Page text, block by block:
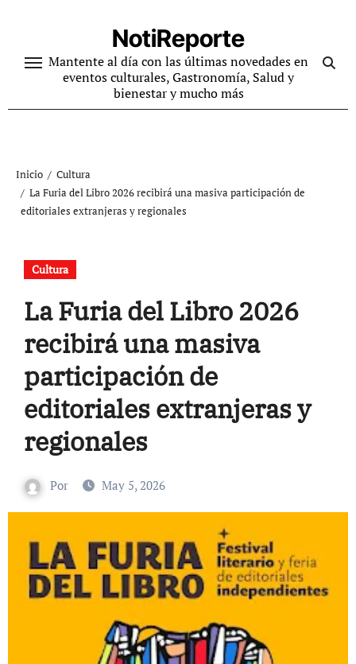
contenido
NotiReporte
Mantente al día con las últimas novedades en
eventos culturales, Gastronomía, Salud y
bienestar y mucho más
Inicio
Cultura
La Furia del Libro 2026 recibirá una masiva participación de
editoriales extranjeras y regionales
Cultura
La Furia del Libro 2026
recibirá una masiva
participación de
editoriales extranjeras y
regionales
Por May 5, 2026